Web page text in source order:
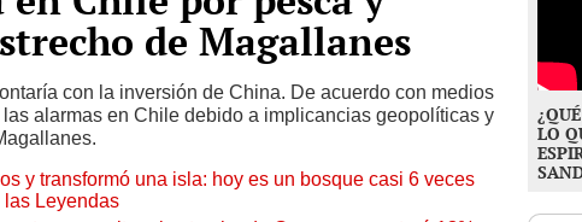
de Magallanes
con la inversión de China. De acuerdo con medios
alarmas en Chile debido a implicancias geopolíticas y
y transformó una isla: hoy es un bosque casi 6 veces
las Leyendas
LO